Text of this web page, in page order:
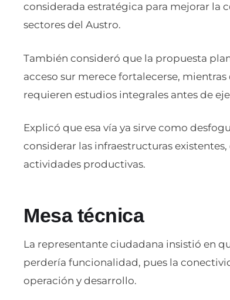
considerada estratégica para mejorar la
sectores del Austro.
También consideró que la propuesta
acceso sur merece fortalecerse,
requieren estudios integrales antes de
Explicó que esa vía ya sirve como
considerar las infraestructuras
actividades productivas.
Mesa técnica
La representante ciudadana insistió en
perdería funcionalidad, pues la
operación y desarrollo.